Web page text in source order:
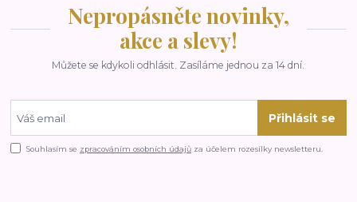
Nepropásněte novinky,
akce a slevy!
Můžete se kdykoli odhlásit. Zasíláme jednou za 14 dní.
Přihlásit se
Souhlasím se zpracováním osobních údajů za účelem rozesílky newsletteru.